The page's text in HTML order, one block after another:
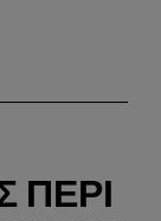
ΠΕΡΊ